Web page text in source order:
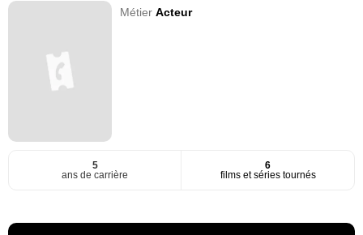
MétierActeur
5
ans de carrière
6
films et séries tournés